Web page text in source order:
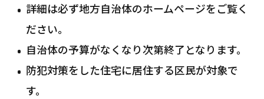
詳細は必ず地方自治体のホームページをご覧く
ださい。
自治体の予算がなくなり次第終了となります。
防犯対策をした住宅に居住する区民が対象で
す。